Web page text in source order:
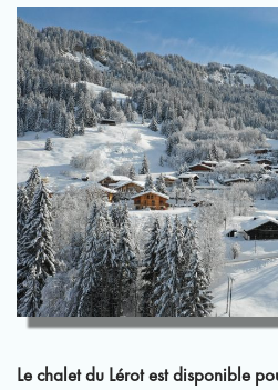
Le chalet du Lérot est disponible